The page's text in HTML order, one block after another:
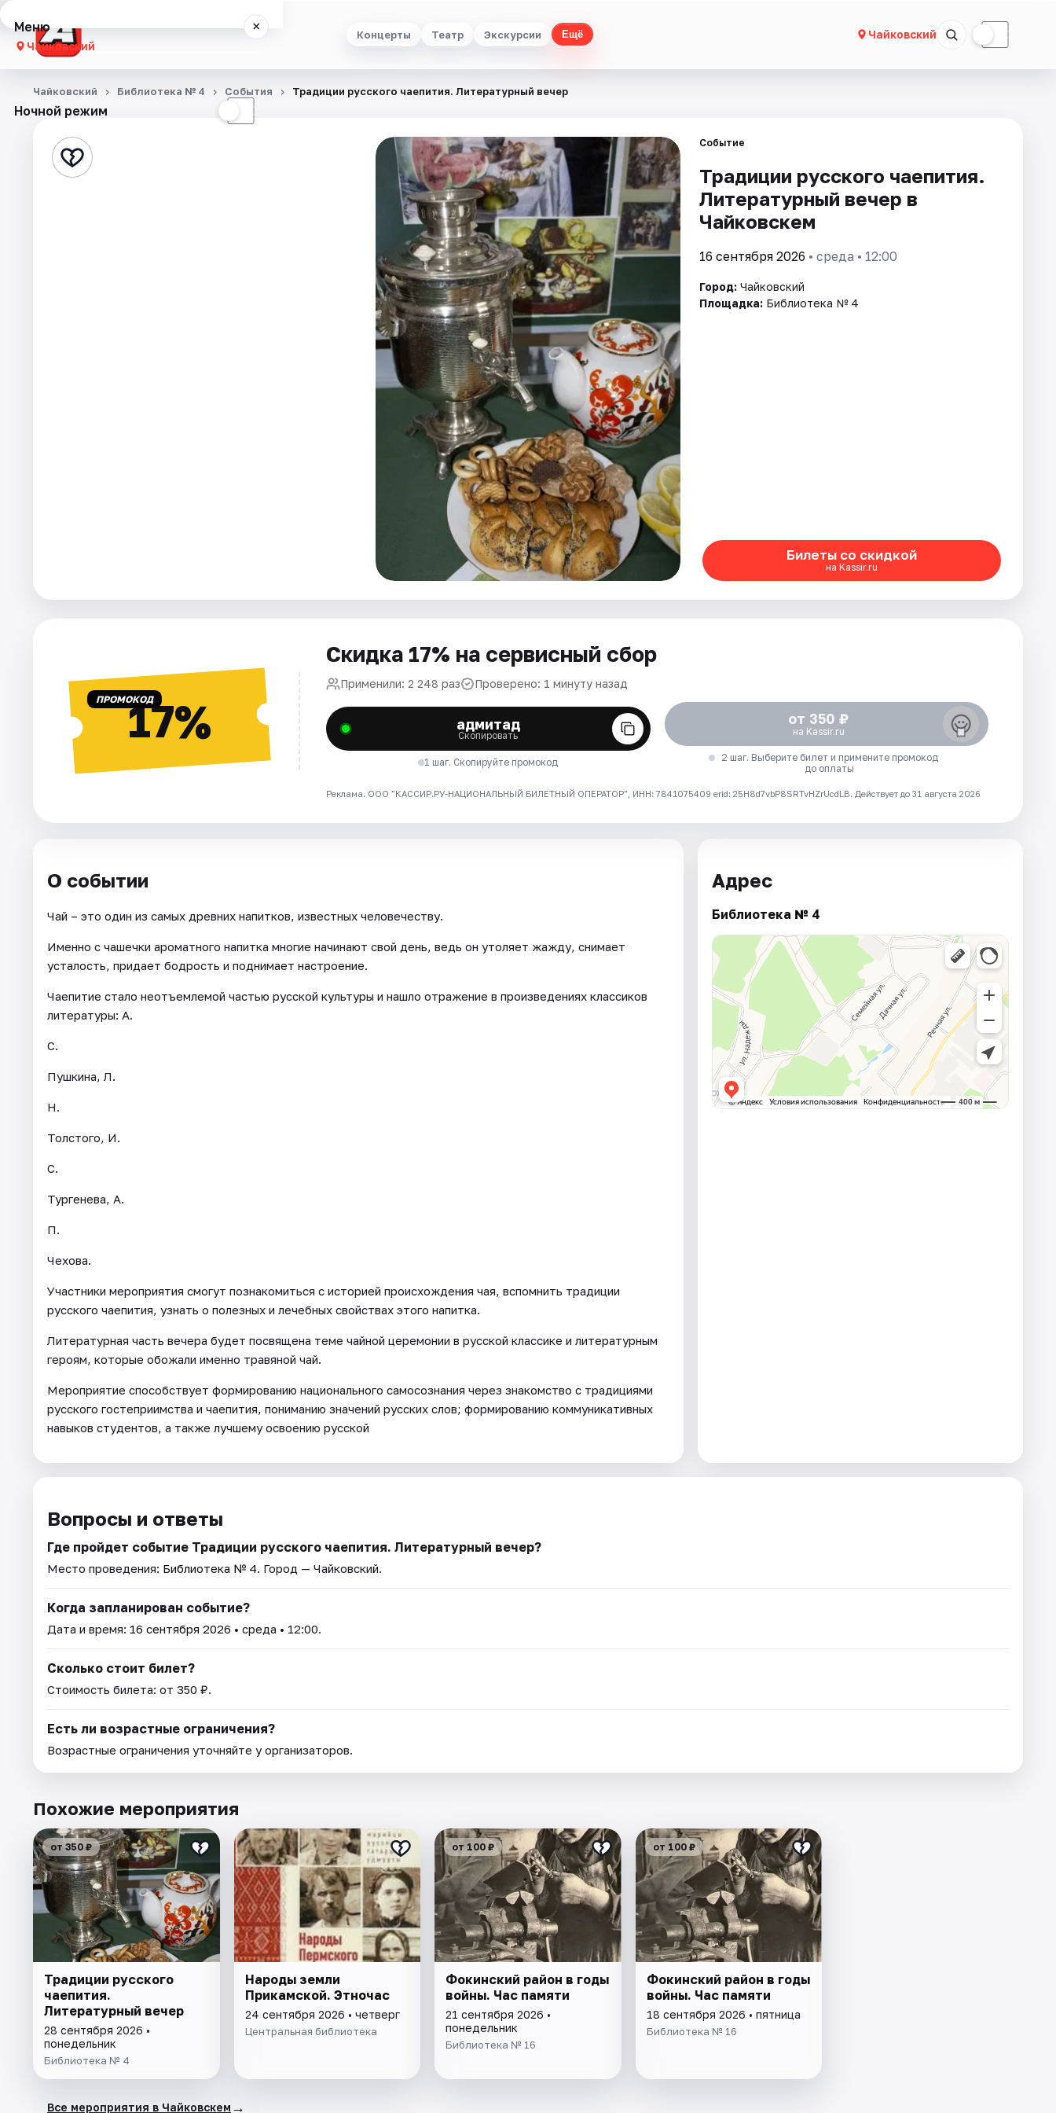
Концерты Театр Экскурсии Ещё Чайковский ☾
Меню ×
Чайковский
Концерты
Экскурсии
Ночной режим ☾
Чайковский Библиотека № 4 События Традиции русского чаепития. Литературный вечер
Событие
Традиции русского чаепития.
Литературный вечер в
Чайковскем
16 сентября 2026 • среда • 12:00
Город: Чайковский
Площадка: Библиотека № 4
Билеты со скидкой
на Kassir.ru
ПРОМОКОД17%
Скидка 17% на сервисный сбор
Применили: 2 248 раз Проверено: 1 минуту назад
адмитад
Скопировать
1 шаг. Скопируйте промокод
от 350 ₽
на Kassir.ru
2 шаг. Выберите билет и примените промокод
до оплаты
Реклама. ООО "КАССИР.РУ-НАЦИОНАЛЬНЫЙ БИЛЕТНЫЙ ОПЕРАТОР", ИНН: 7841075409 erid: 25H8d7vbP8SRTvHZrUcdLB. Действует до 31 августа 2026
О событии
Чай – это один из самых древних напитков, известных человечеству.
Именно с чашечки ароматного напитка многие начинают свой день, ведь он утоляет жажду, снимает
усталость, придает бодрость и поднимает настроение.
Чаепитие стало неотъемлемой частью русской культуры и нашло отражение в произведениях классиков
литературы: А.
С.
Пушкина, Л.
Н.
Толстого, И.
С.
Тургенева, А.
П.
Чехова.
Участники мероприятия смогут познакомиться с историей происхождения чая, вспомнить традиции
русского чаепития, узнать о полезных и лечебных свойствах этого напитка.
Литературная часть вечера будет посвящена теме чайной церемонии в русской классике и литературным
героям, которые обожали именно травяной чай.
Мероприятие способствует формированию национального самосознания через знакомство с традициями
русского гостеприимства и чаепития, пониманию значений русских слов; формированию коммуникативных
навыков студентов, а также лучшему освоению русской
Адрес
Библиотека № 4
Вопросы и ответы
Где пройдет событие Традиции русского чаепития. Литературный вечер?
Место проведения: Библиотека № 4. Город — Чайковский.
Когда запланирован событие?
Дата и время: 16 сентября 2026 • среда • 12:00.
Сколько стоит билет?
Стоимость билета: от 350 ₽.
Есть ли возрастные ограничения?
Возрастные ограничения уточняйте у организаторов.
Похожие мероприятия
от 350 ₽
Традиции русского
чаепития.
Литературный вечер
28 сентября 2026 •
понедельник
Библиотека № 4
Народы земли
Прикамской. Этночас
24 сентября 2026 • четверг
Центральная библиотека
от 100 ₽
Фокинский район в годы
войны. Час памяти
21 сентября 2026 •
понедельник
Библиотека № 16
от 100 ₽
Фокинский район в годы
войны. Час памяти
18 сентября 2026 • пятница
Библиотека № 16
Все мероприятия в Чайковскем →